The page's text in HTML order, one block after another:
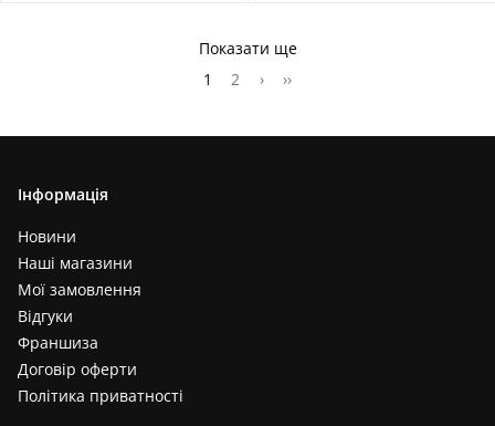
Показати ще
1
2 › ››
Інформація
Новини
Наші магазини
Мої замовлення
Відгуки
Франшиза
Договір оферти
Політика приватності